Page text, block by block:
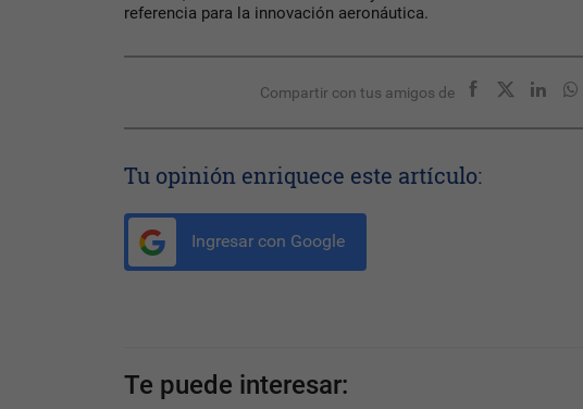
referencia para la innovación aeronáutica.
Compartir con tus amigos de
Tu opinión enriquece este artículo:
Ingresar con Google
Te puede interesar: